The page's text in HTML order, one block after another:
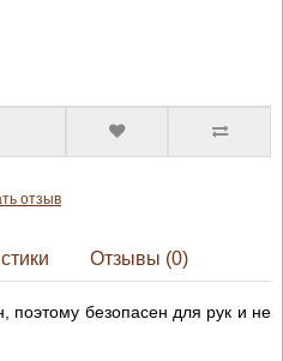
отзыв
Отзывы (0)
поэтому безопасен для рук и не